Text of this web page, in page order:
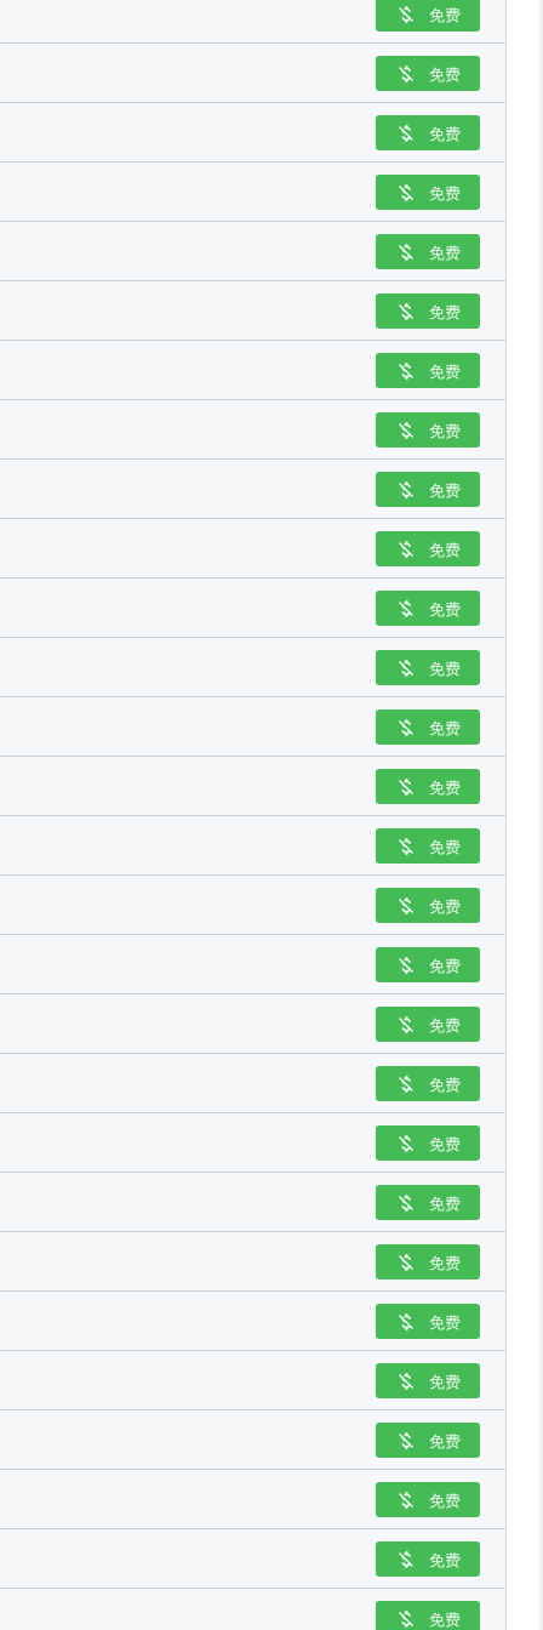
 免费
 免费
 免费
 免费
 免费
 免费
 免费
 免费
 免费
 免费
 免费
 免费
 免费
 免费
 免费
 免费
 免费
 免费
 免费
 免费
 免费
 免费
 免费
 免费
 免费
 免费
 免费
 免费